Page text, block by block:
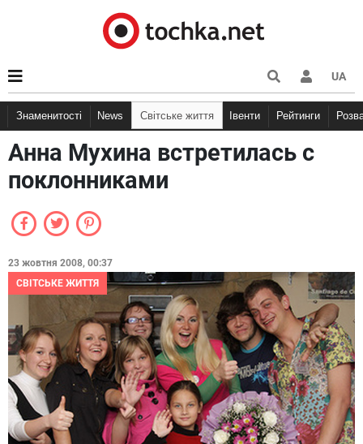
UA
Знаменитості News Світське життя Івенти Рейтинги
Анна Мухина встретилась с
поклонниками
23 жовтня 2008, 00:37
СВІТСЬКЕ ЖИТТЯ